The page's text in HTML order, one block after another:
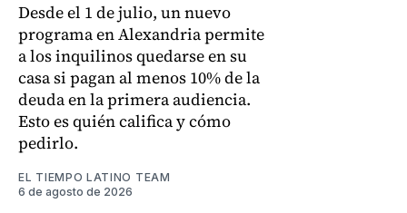
Desde el 1 de julio, un nuevo
programa en Alexandria permite
a los inquilinos quedarse en su
casa si pagan al menos 10% de la
deuda en la primera audiencia.
Esto es quién califica y cómo
pedirlo.
EL TIEMPO LATINO TEAM
6 de agosto de 2026